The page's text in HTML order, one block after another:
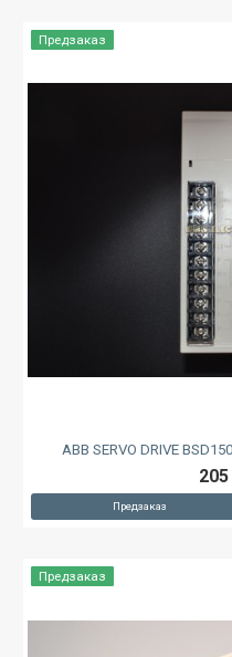
Предзаказ
ABB SERVO DRIVE
Предзаказ
Предзаказ